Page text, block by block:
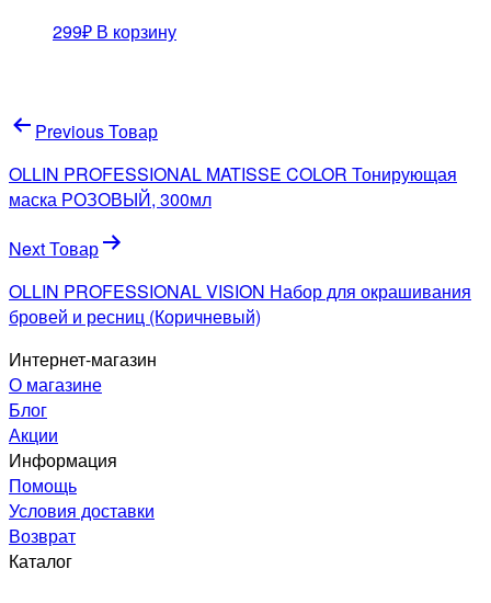
299₽ В корзину
Навигация
по
записям
Previous Товар
OLLIN PROFESSIONAL MATISSE COLOR Тонирующая
маска РОЗОВЫЙ, 300мл
Next Товар
OLLIN PROFESSIONAL VISION Набор для окрашивания
бровей и ресниц (Коричневый)
Интернет-магазин
О магазине
Блог
Акции
Информация
Помощь
Условия доставки
Возврат
Каталог